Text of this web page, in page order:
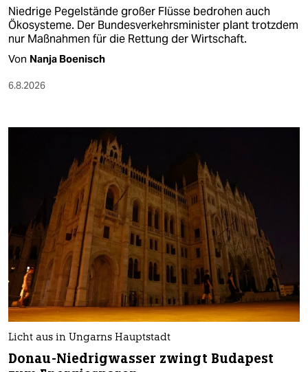
Niedrige Pegelstände großer Flüsse bedrohen auch
Ökosysteme. Der Bundesverkehrsminister plant trotzdem
nur Maßnahmen für die Rettung der Wirtschaft.
Von Nanja Boenisch
6.8.2026
Licht aus in Ungarns Hauptstadt
Donau-Niedrigwasser zwingt Budapest